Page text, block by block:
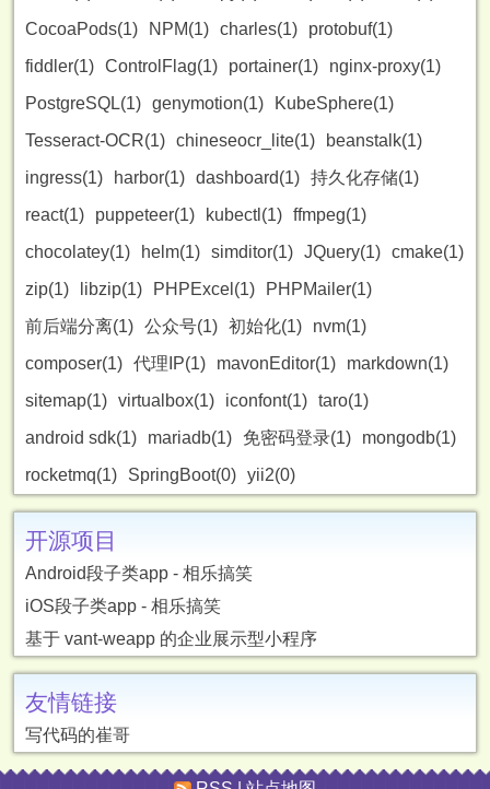
CocoaPods(1)
NPM(1) charles(1)
protobuf(1)
fiddler(1) ControlFlag(1) portainer(1)
nginx-proxy(1)
PostgreSQL(1) genymotion(1)
KubeSphere(1)
Tesseract-OCR(1) chineseocr_lite(1)
beanstalk(1)
ingress(1)
harbor(1) dashboard(1) 持久化存储(1)
react(1)
puppeteer(1) kubectl(1) ffmpeg(1)
chocolatey(1)
helm(1) simditor(1) JQuery(1) cmake(1)
zip(1)
libzip(1) PHPExcel(1)
PHPMailer(1)
前后端分离(1) 公众号(1) 初始化(1)
nvm(1)
composer(1) 代理IP(1) mavonEditor(1)
markdown(1)
sitemap(1) virtualbox(1) iconfont(1) taro(1)
android sdk(1)
mariadb(1) 免密码登录(1)
mongodb(1)
rocketmq(1)
SpringBoot(0) yii2(0)
开源项目
Android段子类app - 相乐搞笑
iOS段子类app - 相乐搞笑
基于 vant-weapp 的企业展示型小程序
友情链接
写代码的崔哥